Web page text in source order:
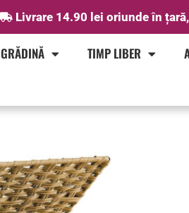
Livrare 14.90 lei oriunde în
GRĂDINĂ TIMP LIBER